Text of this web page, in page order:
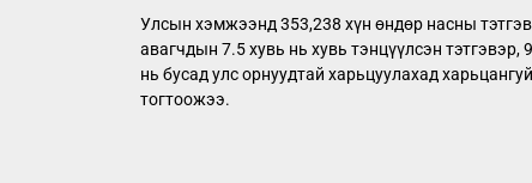
Улсын хэмжээнд 353,238 хүн өндөр насны
авагчдын 7.5 хувь нь хувь тэнцүүлсэн
нь бусад улс орнуудтай харьцуулахад
тогтоожээ.